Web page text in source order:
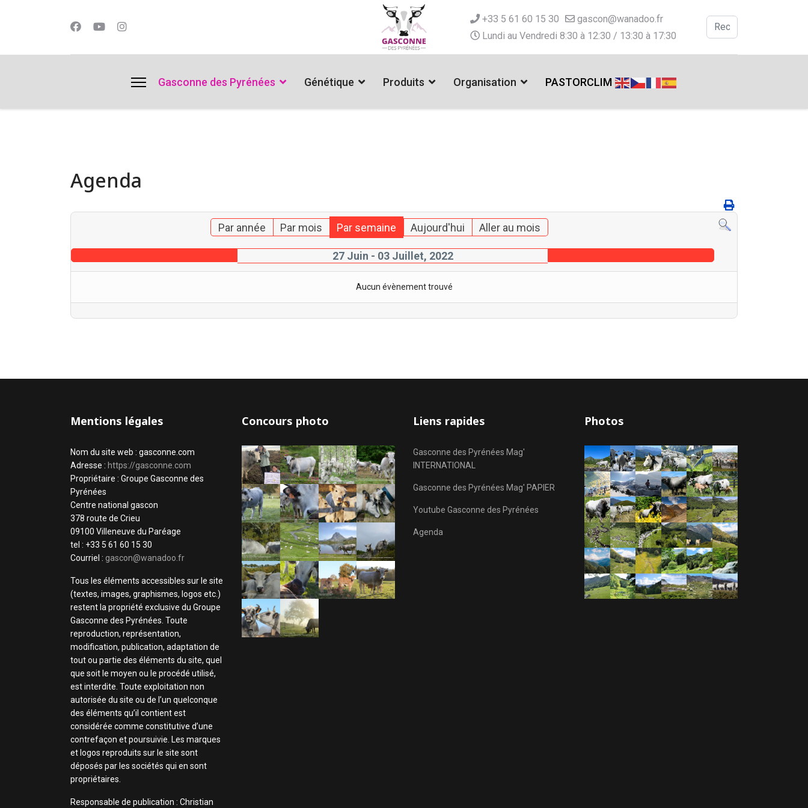
+33 5 61 60 15 30
gascon@wanadoo.fr
Lundi au Vendredi 8:30 à 12:30 / 13:30 à 17:30
Valider
Gasconne des Pyrénées Génétique Produits Organisation PASTORCLIM
Agenda
Par année Par mois Par semaine Aujourd'hui Aller au mois
27 Juin - 03 Juillet, 2022
Aucun évènement trouvé
Mentions légales
Nom du site web : gasconne.com
Adresse : https://gasconne.com
Propriétaire : Groupe Gasconne des
Pyrénées
Centre national gascon
378 route de Crieu
09100 Villeneuve du Paréage
tel : +33 5 61 60 15 30
Courriel : gascon@wanadoo.fr
Tous les éléments accessibles sur le site
(textes, images, graphismes, logos etc.)
restent la propriété exclusive du Groupe
Gasconne des Pyrénées. Toute
reproduction, représentation,
modification, publication, adaptation de
tout ou partie des éléments du site, quel
que soit le moyen ou le procédé utilisé,
est interdite. Toute exploitation non
autorisée du site ou de l’un quelconque
des éléments qu’il contient est
considérée comme constitutive d’une
contrefaçon et poursuivie. Les marques
et logos reproduits sur le site sont
déposés par les sociétés qui en sont
propriétaires.
Responsable de publication : Christian
Concours photo Liens rapides
Gasconne des Pyrénées Mag'
INTERNATIONAL
Gasconne des Pyrénées Mag' PAPIER
Youtube Gasconne des Pyrénées
Agenda
Photos